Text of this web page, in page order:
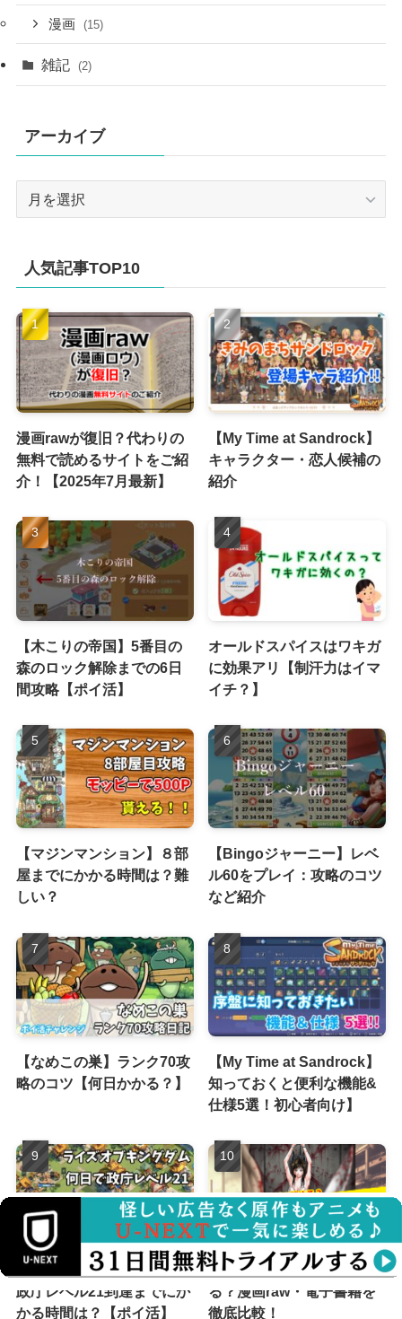
漫画 (15)
雑記 (2)
アーカイブ
ブ
人気記事TOP10
漫画rawが復旧？代わりの
無料で読めるサイトをご紹
介！【2025年7月最新】
【My Time at Sandrock】
キャラクター・恋人候補の
紹介
【木こりの帝国】5番目の
森のロック解除までの6日
間攻略【ポイ活】
オールドスパイスはワキガ
に効果アリ【制汗力はイマ
イチ？】
【マジンマンション】８部
屋までにかかる時間は？難
しい？
【Bingoジャーニー】レベ
ル60をプレイ：攻略のコツ
など紹介
【なめこの巣】ランク70攻
略のコツ【何日かかる？】
【My Time at Sandrock】
知っておくと便利な機能&
仕様5選！初心者向け】
【ライズオブキングダム】
政庁レベル21到達までにか
かる時間は？【ポイ活】
サイコパスト無料で読め
る？漫画raw・電子書籍を
徹底比較！